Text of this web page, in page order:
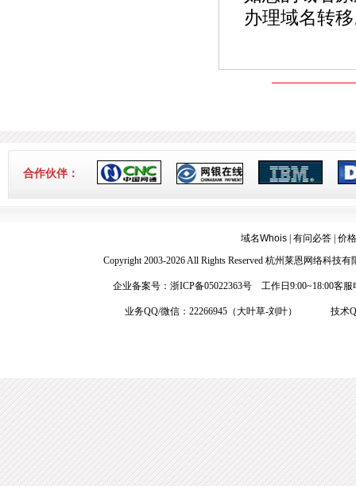
办理域名转
合作伙伴：
域名Whois 有问必答 价
Copyright 2003-2026 All Rights Reserved 杭州莱恩网络科技
企业备案号：浙ICP备05022363号 工作日9:00~18:00客服
业务QQ/微信：22266945（大叶草-刘叶） 技术QQ